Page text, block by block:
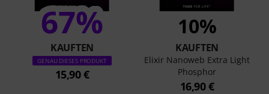
67%
KAUFTEN
GENAU DIESES PRODUKT
15,90 €
10%
KAUFTEN
Elixir Nanoweb Extra Light
Phosphor
16,90 €